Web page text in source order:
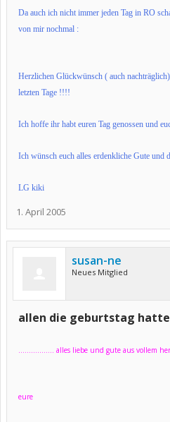
Da auch ich nicht immer jeden Tag in RO
von mir nochmal :
Herzlichen Glückwünsch ( auch
letzten Tage !!!!
Ich hoffe ihr habt euren Tag genossen und
Ich wünsch euch alles erdenkliche Gute und
LG kiki
1. April 2005
susan-ne
Neues Mitglied
allen die geburtstag
................. alles liebe und gute aus vollem
eure